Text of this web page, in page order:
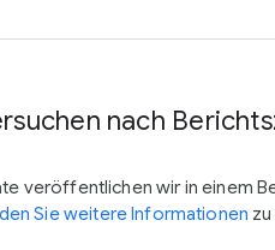
nach
veröffentlichen wir in einem
Sie weitere Informationen